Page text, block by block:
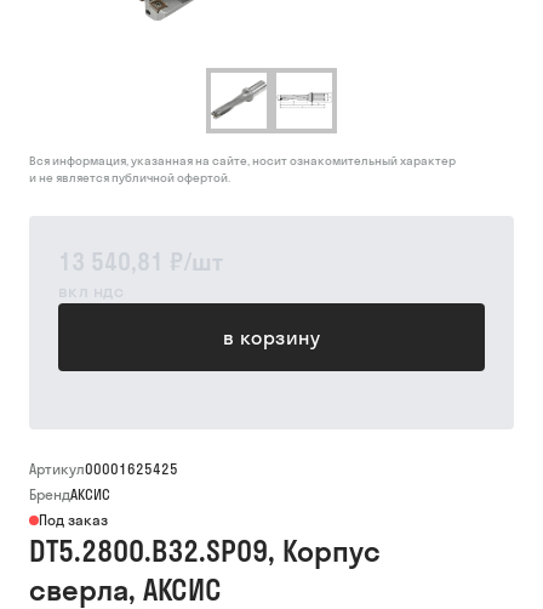
13 540,81 ₽/шт
вкл ндс
в корзину
Вся информация, указанная на сайте, носит ознакомительный характер
и не является публичной офертой.
Артикул00001625425
БрендАКСИС
Под заказ
DT5.2800.B32.SP09, Корпус
сверла, АКСИС